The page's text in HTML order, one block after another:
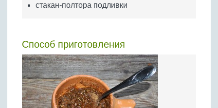
стакан-полтора подливки
Способ приготовления